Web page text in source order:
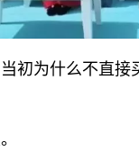
初为什么不直